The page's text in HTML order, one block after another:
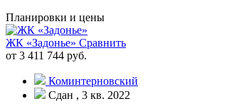
Планировки и цены
ЖК «Задонье» Сравнить
от 3 411 744 руб.
Коминтерновский
Сдан , 3 кв. 2022